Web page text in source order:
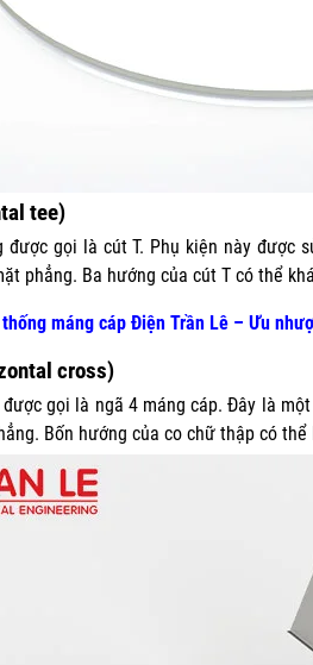
tee)
được gọi là cút T. Phụ kiện này được
phẳng. Ba hướng của cút T có thể
thống máng cáp Điện Trần Lê – Ưu
cross)
gọi là ngã 4 máng cáp. Đây là
Bốn hướng của co chữ thập có